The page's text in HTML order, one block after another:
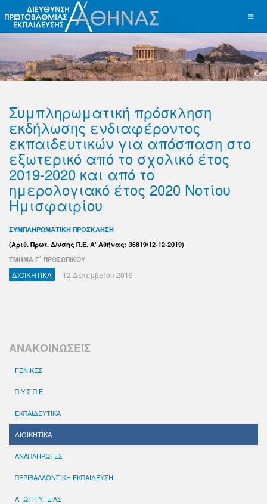
Συμπληρωματική πρόσκληση
εκδήλωσης ενδιαφέροντος
εκπαιδευτικών για απόσπαση στο
εξωτερικό από το σχολικό έτος
2019-2020 και από το
ημερολογιακό έτος 2020 Νοτίου
Ημισφαιρίου
ΣΥΜΠΛΗΡΩΜΑΤΙΚΗ ΠΡΟΣΚΛΗΣΗ
(Αριθ. Πρωτ. Δ/νσης Π.Ε. Α' Αθήνας: 36819/12-12-2019)
ΤΜΗΜΑ Γ΄ ΠΡΟΣΩΠΙΚΟΥ
ΔΙΟΙΚΗΤΙΚΑ 12 Δεκεμβρίου 2019
ΑΝΑΚΟΙΝΩΣΕΙΣ
ΓΕΝΙΚΕΣ
Π.Υ.Σ.Π.Ε.
ΕΚΠΑΙΔΕΥΤΙΚΑ
ΔΙΟΙΚΗΤΙΚΑ
ΑΝΑΠΛΗΡΩΤΕΣ
ΠΕΡΙΒΑΛΛΟΝΤΙΚΗ ΕΚΠΑΙΔΕΥΣΗ
ΑΓΩΓΗ ΥΓΕΙΑΣ